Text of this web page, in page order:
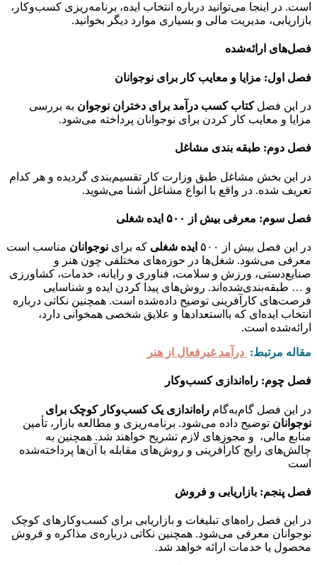
است. در اینجا می‌توانید درباره انتخاب ایده، برنامه‌ریزی کسب‌وکار،
بازاریابی، مدیریت مالی و بسیاری موارد دیگر بخوانید.
فصل‌های ارائه‌شده
فصل اول: مزایا و معایب کار برای نوجوانان
در این فصلکتاب کسب درآمد برای دختران نوجوان به بررسی
مزایا و معایب کار کردن برای نوجوانان پرداخته می‌شود.
فصل دوم: طبقه بندی مشاغل
در این بخش مشاغل طبق وزارت کار تقسیم‌بندی گردیده و هر کدام
تعریف شده. در واقع با انواع مشاغل آشنا می‌شوید.
فصل سوم: معرفی بیش از ۵۰۰ ایده شغلی
در این فصل بیش از ۵۰۰ ایده شغلی که برای نوجوانان مناسب است
معرفی می‌شود. شغل‌ها در حوزه‌های مختلفی چون هنر و
صنایع‌دستی، ورزش و سلامت، فناوری و رایانه، خدمات، کشاورزی
و … طبقه‌بندی‌شده‌اند. روش‌های پیدا کردن ایده و شناسایی
فرصت‌های کارآفرینی توضیح داده‌شده است. همچنین نکاتی درباره
انتخاب ایده‌ای که بااستعدادها و علایق شخصی همخوانی دارد،
ارائه‌شده است.
مقاله مرتبط: درآمد غیرفعال از هنر
فصل چوم: راه‌اندازی کسب‌وکار
در این فصل گام‌به‌گام راه‌اندازی یک کسب‌وکار کوچک برای
نوجوانان توضیح داده می‌شود. برنامه‌ریزی و مطالعه بازار، تأمین
منابع مالی، و مجوزهای لازم تشریح خواهند شد. همچنین به
چالش‌های رایج کارآفرینی و روش‌های مقابله با آن‌ها پرداخته‌شده
است
فصل پنجم: بازاریابی و فروش
در این فصل راه‌های تبلیغات و بازاریابی برای کسب‌وکارهای کوچک
نوجوانان معرفی می‌شود. همچنین نکاتی درباره‌ی مذاکره و فروش
محصول یا خدمات ارائه خواهد شد.